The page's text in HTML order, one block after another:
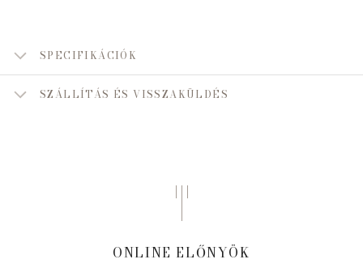
SPECIFIKÁCIÓK
SZÁLLÍTÁS ÉS VISSZAKÜLDÉS
ONLINE ELŐNYÖK